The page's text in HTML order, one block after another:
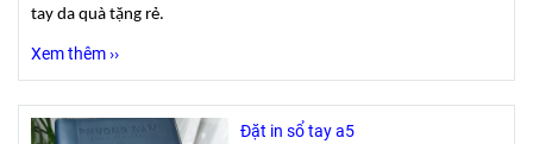
tay da quà tặng rẻ.
Xem thêm ››
Đặt in sổ tay a5